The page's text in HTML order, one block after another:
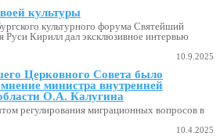
культуры
культурного форума Святейший
Руси Кирилл дал эксклюзивное интервью
10.9.2025
Церковного Совета было
министра внутренней
О.А. Калугина
регулирования миграционных вопросов в
10.4.2025